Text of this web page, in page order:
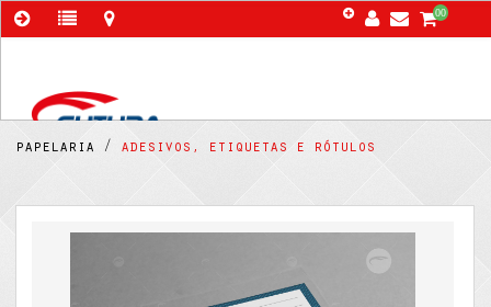
00
papelaria / adesivos, etiquetas e rótulos